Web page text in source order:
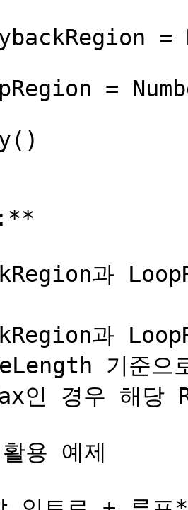
=
=
:**
과
과
기준으
인 경우 해당
용 예제